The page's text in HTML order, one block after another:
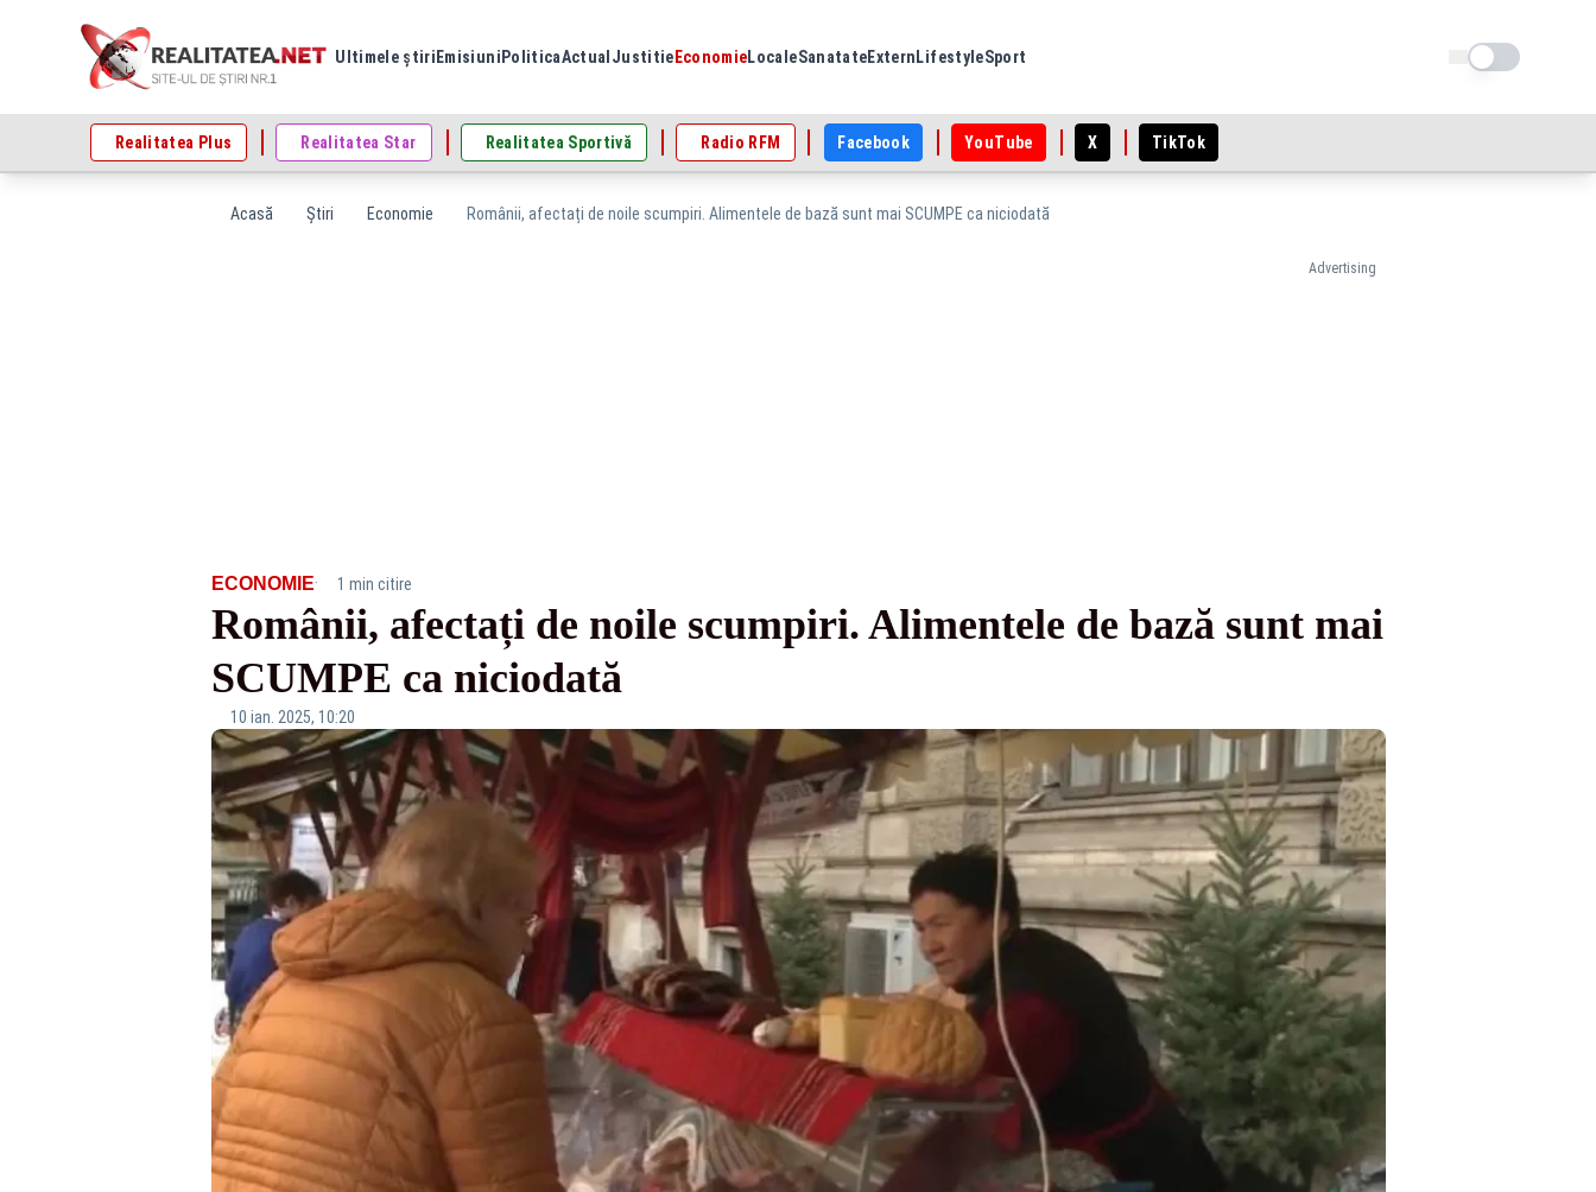
Ultimele știri Emisiuni PoliticaActual Justitie EconomieLocaleSanatateExtern LifestyleSport Schimba tema
Realitatea Plus Realitatea Star Realitatea Sportivă Radio RFM Facebook YouTube X TikTok
Acasă Știri Economie Românii, afectați de noile scumpiri. Alimentele de bază sunt mai SCUMPE ca niciodată
Advertising
ECONOMIE· 1 min citire
Românii, afectați de noile scumpiri. Alimentele de bază sunt mai
SCUMPE ca niciodată
10 ian. 2025, 10:20